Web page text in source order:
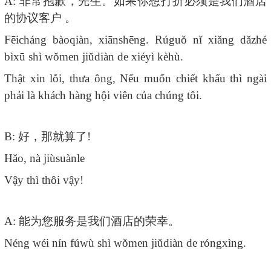
的协议客户 。
Fēicháng bàoqiàn, xiānshēng. Rúguǒ nǐ xiǎng dǎzhé
bìxū shì wǒmen jiǔdiàn de xiéyì kèhù.
Thật xin lỗi, thưa ông, Nếu muốn chiết khấu thì ngài
phải là khách hàng hội viên của chúng tôi.
B: 好，那就算了 !
Hǎo, nà jiùsuànle
Vậy thì thôi vậy!
A: 能为您服务是我们酒店的荣幸。
Néng wéi nín fúwù shì wǒmen jiǔdiàn de róngxìng.